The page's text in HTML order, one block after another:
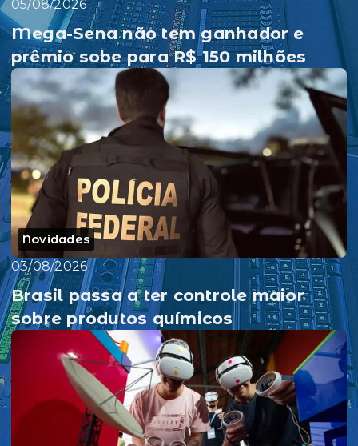
05/08/2026
Mega-Sena não tem ganhador e
prêmio sobe para R$ 150 milhões
Novidades
03/08/2026
Brasil passa a ter controle maior
sobre produtos químicos